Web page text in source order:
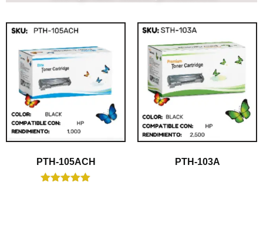
PTH-105ACH
PTH-103A